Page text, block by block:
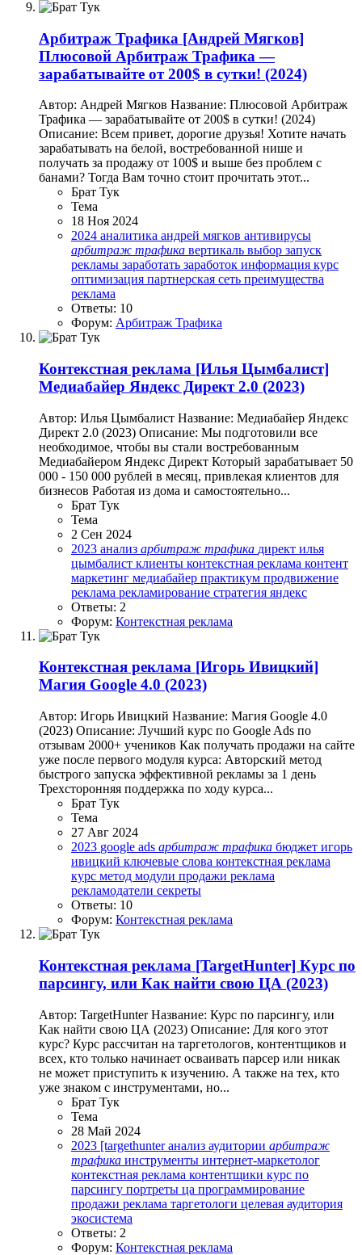
Арбитраж Трафика [Андрей Мягков]
Плюсовой Арбитраж Трафика —
зарабатывайте от 200$ в сутки! (2024)
Автор: Андрей Мягков Название: Плюсовой Арбитраж
Трафика — зарабатывайте от 200$ в сутки! (2024)
Описание: Всем привет, дорогие друзья! Хотите начать
зарабатывать на белой, востребованной нише и
получать за продажу от 100$ и выше без проблем с
банами? Тогда Вам точно стоит прочитать этот...
Брат Тук
Тема
18 Ноя 2024
2024 аналитика андрей мягков антивирусы
арбитраж трафика вертикаль выбор запуск
рекламы заработать заработок информация курс
оптимизация партнерская сеть преимущества
реклама
Ответы: 10
Форум: Арбитраж Трафика
Контекстная реклама [Илья Цымбалист]
Медиабайер Яндекс Директ 2.0 (2023)
Автор: Илья Цымбалист Название: Медиабайер Яндекс
Директ 2.0 (2023) Описание: Мы подготовили все
необходимое, чтобы вы стали востребованным
Медиабайером Яндекс Директ Который зарабатывает 50
000 - 150 000 рублей в месяц, привлекая клиентов для
бизнесов Работая из дома и самостоятельно...
Брат Тук
Тема
2 Сен 2024
2023 анализ арбитраж трафика директ илья
цымбалист клиенты контекстная реклама контент
маркетинг медиабайер практикум продвижение
реклама рекламирование стратегия яндекс
Ответы: 2
Форум: Контекстная реклама
Контекстная реклама [Игорь Ивицкий]
Магия Google 4.0 (2023)
Автор: Игорь Ивицкий Название: Магия Google 4.0
(2023) Описание: Лучший курс по Google Ads по
отзывам 2000+ учеников Как получать продажи на сайте
уже после первого модуля курса: Авторский метод
быстрого запуска эффективной рекламы за 1 день
Трехсторонняя поддержка по ходу курса...
Брат Тук
Тема
27 Авг 2024
2023 google ads арбитраж трафика бюджет игорь
ивицкий ключевые слова контекстная реклама
курс метод модули продажи реклама
рекламодатели секреты
Ответы: 10
Форум: Контекстная реклама
Контекстная реклама [TargetHunter] Курс по
парсингу, или Как найти свою ЦА (2023)
Автор: TargetHunter Название: Курс по парсингу, или
Как найти свою ЦА (2023) Описание: Для кого этот
курс? Курс рассчитан на таргетологов, контентщиков и
всех, кто только начинает осваивать парсер или никак
не может приступить к изучению. А также на тех, кто
уже знаком с инструментами, но...
Брат Тук
Тема
28 Май 2024
2023 [targethunterанализ аудитории арбитраж
трафика инструменты интернет-маркетолог
контекстная реклама контентщики курс по
парсингу портреты ца программирование
продажи реклама таргетологи целевая аудитория
экосистема
Ответы: 2
Форум: Контекстная реклама